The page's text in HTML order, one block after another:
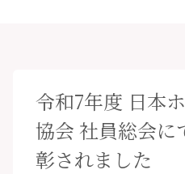
採用サ
ニュース
令和7年度 日本
協会 社員総会に
彰されました